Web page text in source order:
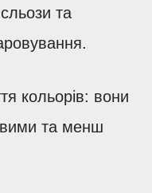
та
кольорів: вони
та менш